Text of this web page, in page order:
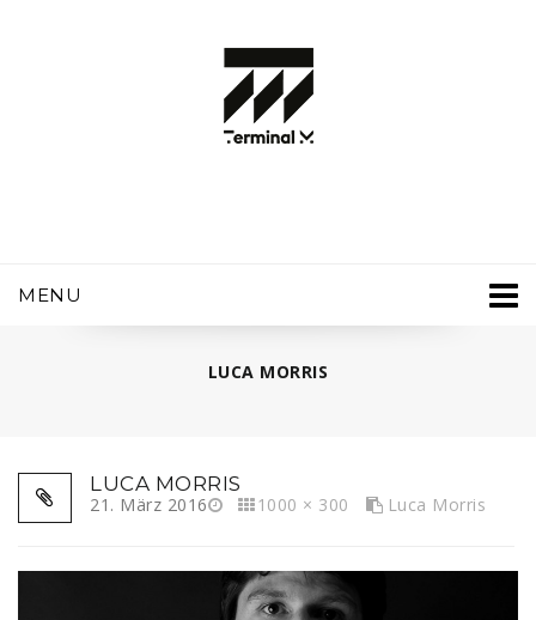
MENU
LUCA MORRIS
LUCA MORRIS
21. März 2016 1000 × 300 Luca Morris